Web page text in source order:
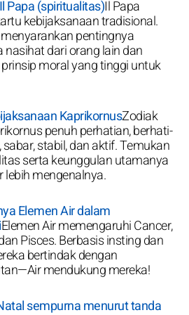
Papa (spiritualitas)Il Papa
kebijaksanaan tradisional.
pentingnya
nasihat dari orang lain dan
moral yang tinggi untuk
KaprikornusZodiak
penuh perhatian, berhati-
sabar, stabil, dan aktif. Temukan
serta keunggulan utamanya
lebih mengenalnya.
Elemen Air dalam
Elemen Air memengaruhi Cancer,
Pisces. Berbasis insting dan
bertindak dengan
mendukung mereka!
sempurna menurut tanda